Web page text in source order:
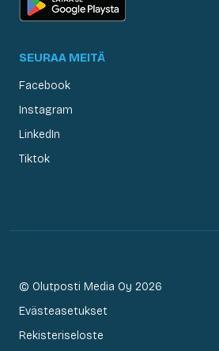
SEURAA MEITÄ
Facebook
Instagram
LinkedIn
Tiktok
© Olutposti Media Oy 2026
Evästeasetukset
Rekisteriseloste